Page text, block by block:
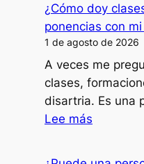
¿Cómo doy
ponencias con
1 de agosto de 2026
A veces me
clases,
disartria. Es una
Lee más